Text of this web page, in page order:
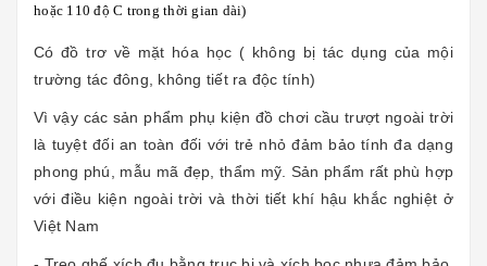
hoặc 110 độ C trong thời gian dài)
Có đồ trơ về mặt hóa học ( không bị tác dụng của mội
trường tác đông, không tiết ra độc tính)
Vì vậy các sản phẩm phụ kiện đồ chơi cầu trượt ngoài trời
là tuyệt đối an toàn đối với trẻ nhỏ đảm bảo tính đa dạng
phong phú, mẫu mã đẹp, thẩm mỹ. Sản phẩm rất phù hợp
với điều kiện ngoài trời và thời tiết khí hậu khắc nghiệt ở
Việt Nam